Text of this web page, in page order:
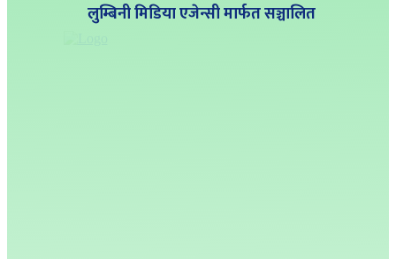
लुम्बिनी मिडिया एजेन्सी मार्फत सञ्चालित